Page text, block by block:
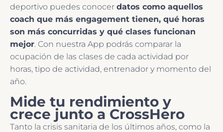
deportivo puedes conocer datos como aquellos
coach que más engagement tienen, qué horas
son más concurridas y qué clases funcionan
mejor. Con nuestra App podrás comparar la
ocupación de las clases de cada actividad por
horas, tipo de actividad, entrenador y momento del
año.
Mide tu rendimiento y
crece junto a CrossHero
Tanto la crisis sanitaria de los últimos años, como la